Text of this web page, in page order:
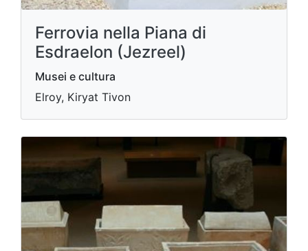
Ferrovia nella Piana di
Esdraelon (Jezreel)
Musei e cultura
Elroy, Kiryat Tivon